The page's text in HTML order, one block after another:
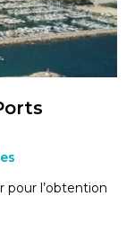
pour l’obtention